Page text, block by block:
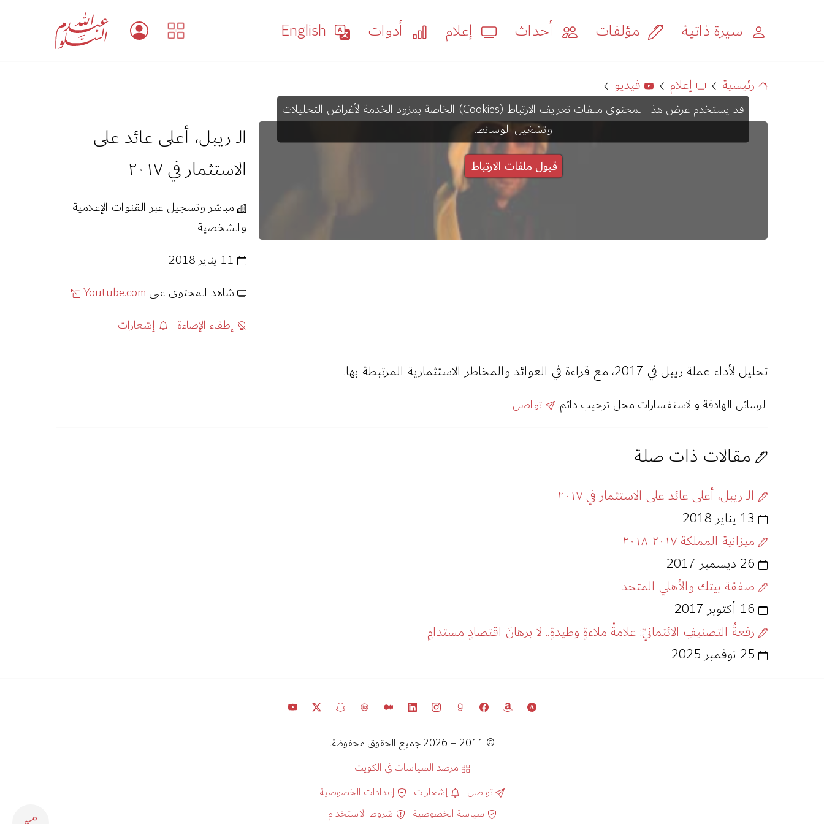
سيرة ذاتية مؤلفات أحداث إعلام أدوات
رئيسية إعلام فيديو
قد يستخدم عرض هذا المحتوى ملفات تعريف الارتباط (Cookies) الخاصة بمزود الخدمة لأغراض التحليلات
وتشغيل الوسائط.
قبول ملفات الارتباط
الـ ريبل، أعلى عائد على
الاستثمار في ٢٠١٧
مباشر وتسجيل عبر القنوات الإعلامية
والشخصية
شاهد المحتوى على Youtube.com
إطفاء الإضاءة
إشعارات
تحليل لأداء عملة ريبل في 2017، مع قراءة في العوائد والمخاطر الاستثمارية المرتبطة بها.
الرسائل الهادفة والاستفسارات محل ترحيب دائم. تواصل
مقالات ذات صلة
الـ ريبل، أعلى عائد على الاستثمار في ٢٠١٧
ميزانية المملكة ٢٠١٧-٢٠١٨
صفقة بيتك والأهلي المتحد
رفعةُ التصنيفِ الائتمانيِّ: علامةُ ملاءةٍ وطيدةٍ.. لا برهانَ اقتصادٍ مستدامٍ
© 2011 – 2026 جميع الحقوق محفوظة.
مرصد السياسات في الكويت
تواصل
إشعارات
إعدادات الخصوصية
سياسة الخصوصية
شروط الاستخدام